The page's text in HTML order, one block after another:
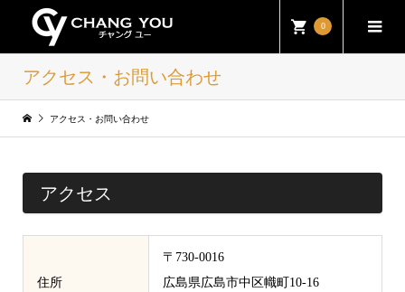
0
アクセス・お問い合わせ
アクセス・お問い合わせ
アクセス
住所
〒730-0016
広島県広島市中区幟町10-16